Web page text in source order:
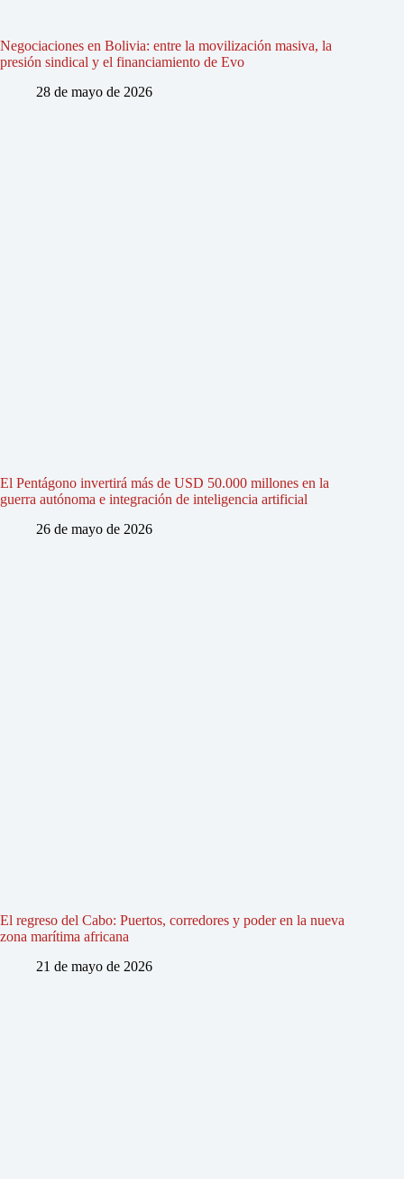
Negociaciones en Bolivia: entre la movilización masiva, la
presión sindical y el financiamiento de Evo
28 de mayo de 2026
El Pentágono invertirá más de USD 50.000 millones en la
guerra autónoma e integración de inteligencia artificial
26 de mayo de 2026
El regreso del Cabo: Puertos, corredores y poder en la nueva
zona marítima africana
21 de mayo de 2026